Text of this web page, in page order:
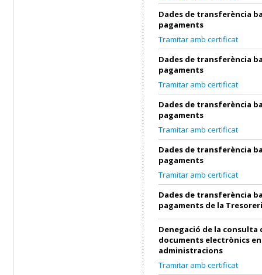
Dades de transferència
pagaments
Tramitar amb certificat
Dades de transferència
pagaments
Tramitar amb certificat
Dades de transferència
pagaments
Tramitar amb certificat
Dades de transferència
pagaments
Tramitar amb certificat
Dades de transferència
pagaments de la
Denegació de la consulta
documents electrònics
administracions
Tramitar amb certificat